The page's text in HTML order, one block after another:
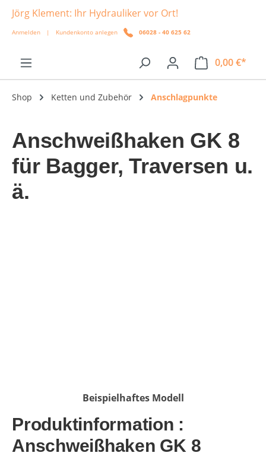
springen
Jörg Klement: Ihr Hydrauliker vor Ort!
Anmelden | Kundenkonto anlegen 06028 - 40 625 62
0,00 €*
Shop Ketten und Zubehör Anschlagpunkte
Anschweißhaken GK 8
für Bagger, Traversen u.
ä.
Beispielhaftes Modell
Produktinformation :
Anschweißhaken GK 8